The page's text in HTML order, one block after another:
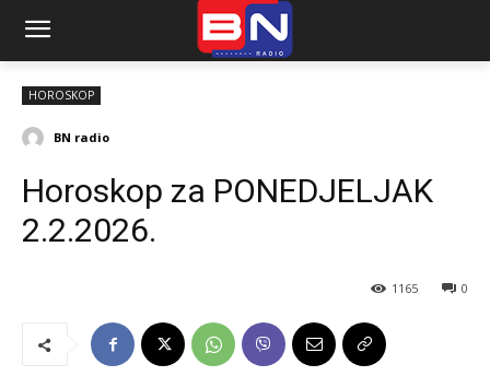
HOROSKOP
BN radio
Horoskop za PONEDJELJAK
2.2.2026.
0
1165